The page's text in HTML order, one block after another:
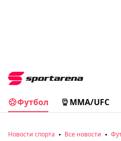
Футбол MMA/UFC
Новости спорта Все новости